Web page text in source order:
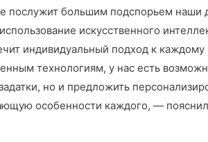
большим подспорьем наши
искусственного
индивидуальный подход к каждому
технологиям, у нас есть
но и предложить
особенности каждого, —